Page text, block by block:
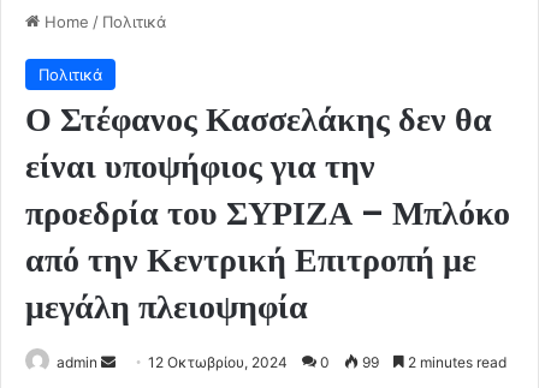
Home / Πολιτικά
Πολιτικά
Ο Στέφανος Κασσελάκης δεν θα
είναι υποψήφιος για την
προεδρία του ΣΥΡΙΖΑ – Μπλόκο
από την Κεντρική Επιτροπή με
μεγάλη πλειοψηφία
admin
Send12 Οκτωβρίου, 2024 0 99 2 minutes read